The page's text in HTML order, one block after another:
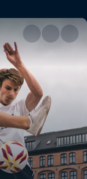
| Red Bull